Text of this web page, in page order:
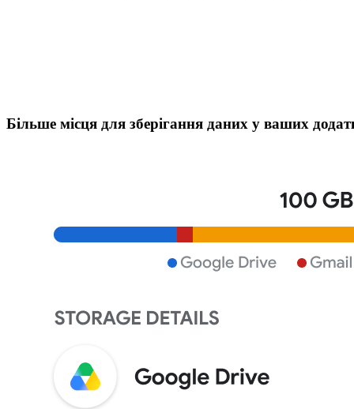
Більше місця для зберігання даних у ваших